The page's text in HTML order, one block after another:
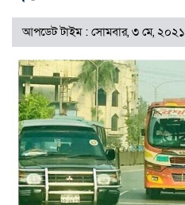
আপডেট টাইম : সোমবার, ৩ মে, ২০২১